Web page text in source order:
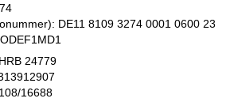
DE11 8109 3274 0001 0600 23
24779
16688